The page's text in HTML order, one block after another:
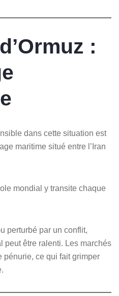
:
dans cette situation est
maritime situé entre l’Iran
mondial y transite chaque
perturbé par un conflit,
peut être ralenti. Les marchés
ce qui fait grimper